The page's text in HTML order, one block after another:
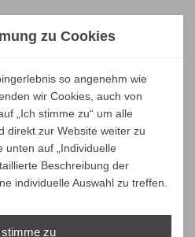
zu Cookies
so angenehm wie
wir Cookies, auch von
„Ich stimme zu“ um alle
direkt zur Website weiter zu
unten auf „Individuelle
Beschreibung der
individuelle Auswahl zu treffen.
zu